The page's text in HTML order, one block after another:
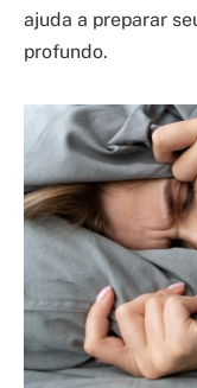
ajuda a preparar
profundo.